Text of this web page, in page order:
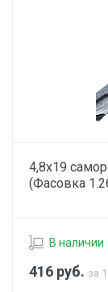
4,8х19
(Фасовка
В наличии
416 руб. за